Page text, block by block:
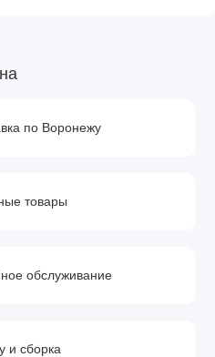
по Воронежу
товары
обслуживание
и сборка